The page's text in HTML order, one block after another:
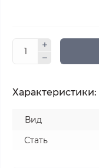
Характеристики:
Вид
Стать